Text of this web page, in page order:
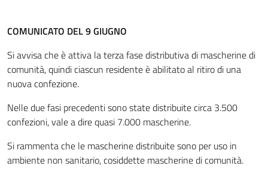
COMUNICATO DEL 9 GIUGNO
Si avvisa che è attiva la terza fase distributiva di mascherine di
comunità, quindi ciascun residente è abilitato al ritiro di una
nuova confezione.
Nelle due fasi precedenti sono state distribuite circa 3.500
confezioni, vale a dire quasi 7.000 mascherine.
Si rammenta che le mascherine distribuite sono per uso in
ambiente non sanitario, cosiddette mascherine di comunità.